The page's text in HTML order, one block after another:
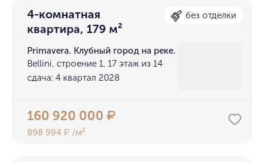
4-комнатная
квартира, 179 м²
без отделки
Primavera. Клубный город на реке.
Bellini, строение 1, 17 этаж из 14
сдача: 4 квартал 2028
160 920 000₽
898 994₽ /м²